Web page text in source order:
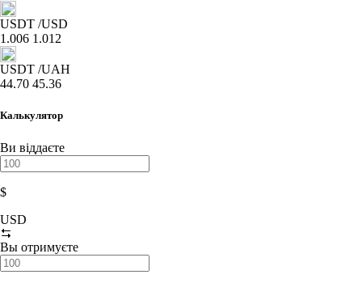
USDT /USD
1.006 1.012
USDT /UAH
44.70 45.36
Калькулятор
Ви віддаєте
$
USD
Вы отримуєте